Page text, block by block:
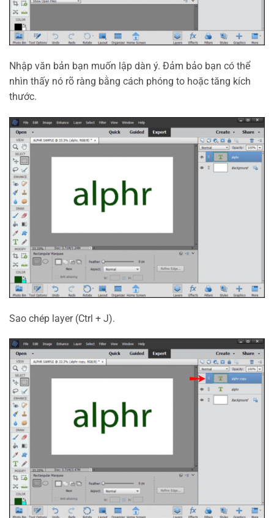
Nhập văn bản bạn muốn lập dàn ý. Đảm bảo bạn có thể
nhìn thấy nó rõ ràng bằng cách phóng to hoặc tăng kích
thước.
Sao chép layer (Ctrl + J).